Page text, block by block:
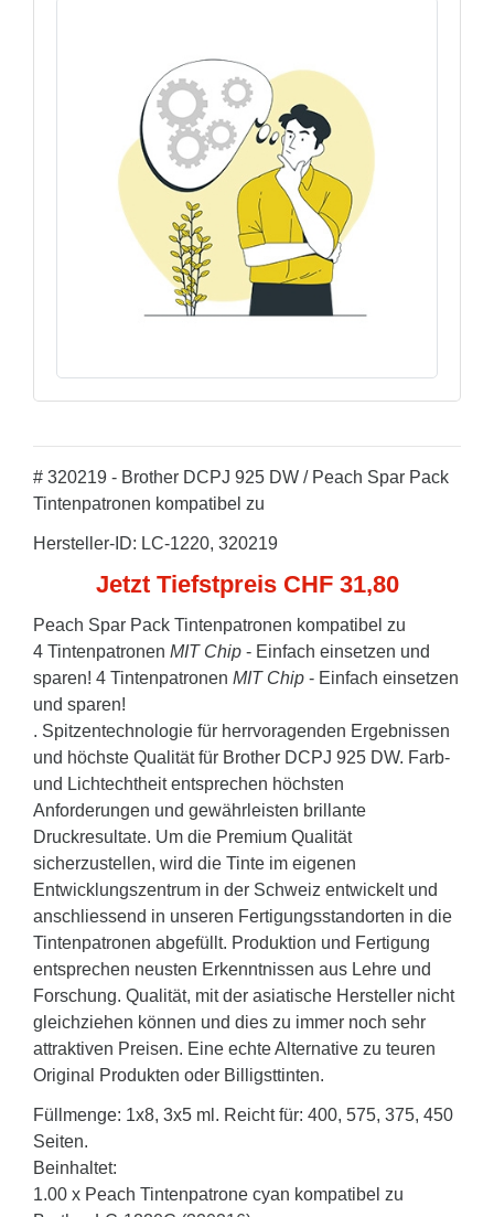
# 320219 - Brother DCPJ 925 DW / Peach Spar Pack
Tintenpatronen kompatibel zu
Hersteller-ID: LC-1220, 320219
Jetzt Tiefstpreis CHF 31,80
Peach Spar Pack Tintenpatronen kompatibel zu
4 Tintenpatronen MIT Chip - Einfach einsetzen und
sparen! 4 Tintenpatronen MIT Chip - Einfach einsetzen
und sparen!
. Spitzentechnologie für herrvoragenden Ergebnissen
und höchste Qualität für Brother DCPJ 925 DW. Farb-
und Lichtechtheit entsprechen höchsten
Anforderungen und gewährleisten brillante
Druckresultate. Um die Premium Qualität
sicherzustellen, wird die Tinte im eigenen
Entwicklungszentrum in der Schweiz entwickelt und
anschliessend in unseren Fertigungsstandorten in die
Tintenpatronen abgefüllt. Produktion und Fertigung
entsprechen neusten Erkenntnissen aus Lehre und
Forschung. Qualität, mit der asiatische Hersteller nicht
gleichziehen können und dies zu immer noch sehr
attraktiven Preisen. Eine echte Alternative zu teuren
Original Produkten oder Billigsttinten.
Füllmenge: 1x8, 3x5 ml. Reicht für: 400, 575, 375, 450
Seiten.
Beinhaltet:
1.00 x Peach Tintenpatrone cyan kompatibel zu